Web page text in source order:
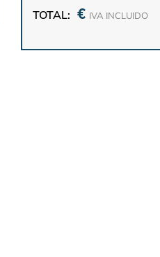
TOTAL: € IVA INCLUIDO